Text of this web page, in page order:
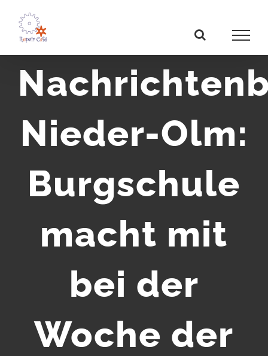
Inhalt
springen
Nieder-Olm:
Burgschule
macht mit
bei der
Woche der